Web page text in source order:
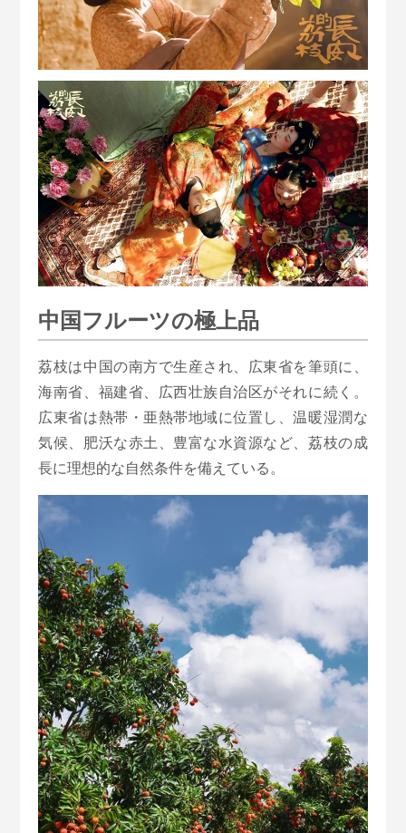
中国フルーツの極上品
荔枝は中国の南方で生産され、広東省を筆頭に、
海南省、福建省、広西壮族自治区がそれに続く。
広東省は熱帯・亜熱帯地域に位置し、温暖湿潤な
気候、肥沃な赤土、豊富な水資源など、荔枝の成
長に理想的な自然条件を備えている。